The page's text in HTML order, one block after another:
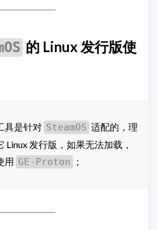
的 Linux 发行版使
具是针对 SteamOS 适配的，理
Linux 发行版，如果无法加载，
用 GE-Proton ；